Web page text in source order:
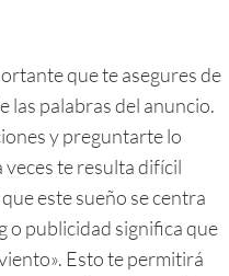
que te asegures de
las palabras del anuncio.
y preguntarte lo
te resulta difícil
este sueño se centra
o publicidad significa que
Esto te permitirá